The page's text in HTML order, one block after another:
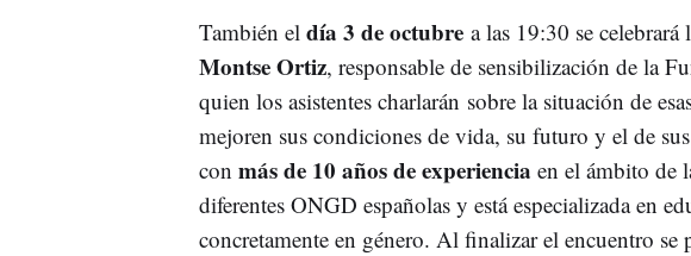
También el día 3 de octubre a las 19:30 se celebrará
Montse Ortiz, responsable de sensibilización de la
quien los asistentes charlarán sobre la situación de
mejoren sus condiciones de vida, su futuro y el de
con más de 10 años de experiencia en el ámbito de
diferentes ONGD españolas y está especializada en
concretamente en género. Al finalizar el encuentro